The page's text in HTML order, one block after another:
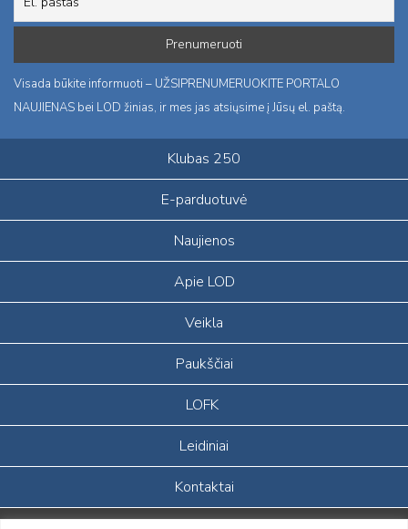
Visada būkite informuoti – UŽSIPRENUMERUOKITE PORTALO
NAUJIENAS bei LOD žinias, ir mes jas atsiųsime į Jūsų el. paštą.
Klubas 250
E-parduotuvė
Naujienos
Apie LOD
Veikla
Paukščiai
LOFK
Leidiniai
Kontaktai